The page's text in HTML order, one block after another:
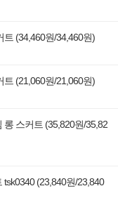
(34,460원/34,460원)
(21,060원/21,060원)
스커트 (35,820원/35,82
(23,840원/23,840